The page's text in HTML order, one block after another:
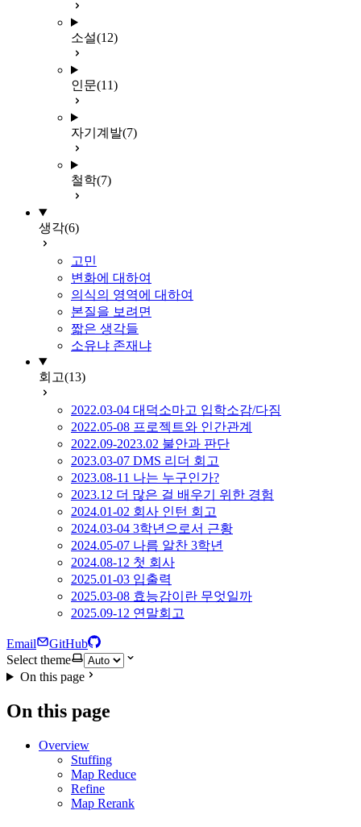
소설(12)
인문(11)
자기계발(7)
철학(7)
생각(6)
고민
변화에 대하여
의식의 영역에 대하여
본질을 보려면
짧은 생각들
소유냐 존재냐
회고(13)
2022.03-04 대덕소마고 입학소감/다짐
2022.05-08 프로젝트와 인간관계
2022.09-2023.02 불안과 판단
2023.03-07 DMS 리더 회고
2023.08-11 나는 누구인가?
2023.12 더 많은 걸 배우기 위한 경험
2024.01-02 회사 인턴 회고
2024.03-04 3학년으로서 근황
2024.05-07 나름 알찬 3학년
2024.08-12 첫 회사
2025.01-03 입출력
2025.03-08 효능감이란 무엇일까
2025.09-12 연말회고
Email
GitHub
Select theme
On this page
On this page
Overview
Stuffing
Map Reduce
Refine
Map Rerank